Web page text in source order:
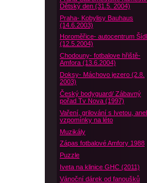
Dětský den (31.5. 2004)
Praha- Kobylisy Bauhaus
(14.6.2003)
Horoměřice- autocentrum
(12.5.2004)
Chodouny- fotbalove hřiště-
Amfora (13.6.2004)
Doksy- Máchovo jezero (2.8.
2003)
Český bodyguard/ Zábavný
pořad Tv Nova (1997)
Vaření, grilování s Ivetou,
vzpomínky na léto
Muzikály
Zápas fotbalové Amfory 1988
Puzzle
Iveta na klinice GHC (2011)
Vánoční dárek od fanoušků